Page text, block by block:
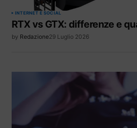
INTERNET E SOCIAL
RTX vs GTX: differenze e
by Redazione29 Luglio 2026